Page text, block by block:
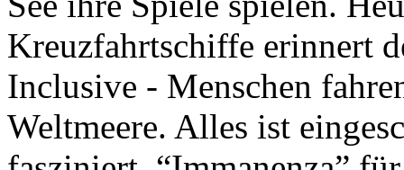
Kreuzfahrtschiffe erinnert
Inclusive - Menschen
Weltmeere. Alles ist